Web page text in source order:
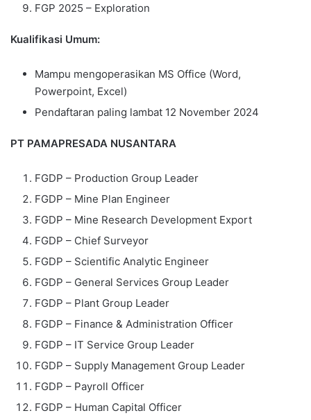
FGP 2025 – Exploration
Kualifikasi Umum:
Mampu mengoperasikan MS Office (Word,
Powerpoint, Excel)
Pendaftaran paling lambat 12 November 2024
PT PAMAPRESADA NUSANTARA
FGDP – Production Group Leader
FGDP – Mine Plan Engineer
FGDP – Mine Research Development Export
FGDP – Chief Surveyor
FGDP – Scientific Analytic Engineer
FGDP – General Services Group Leader
FGDP – Plant Group Leader
FGDP – Finance & Administration Officer
FGDP – IT Service Group Leader
FGDP – Supply Management Group Leader
FGDP – Payroll Officer
FGDP – Human Capital Officer